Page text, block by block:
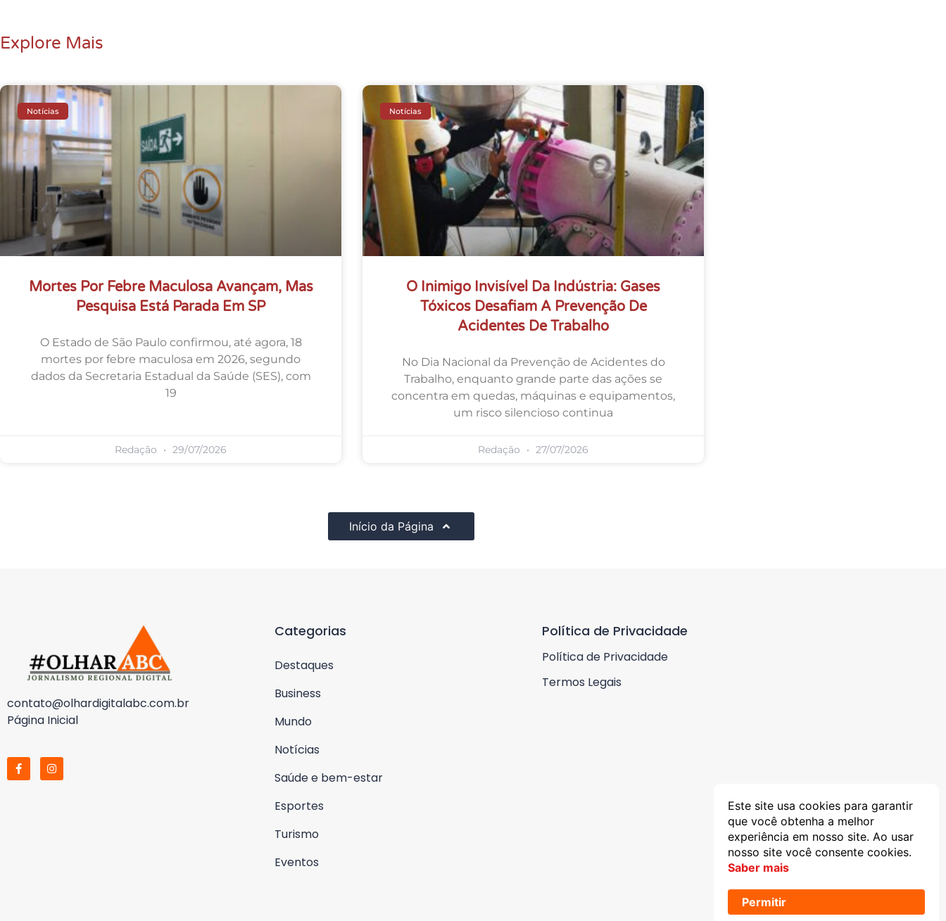
Explore Mais
Notícias
Mortes Por Febre Maculosa Avançam, Mas
Pesquisa Está Parada Em SP
O Estado de São Paulo confirmou, até agora, 18
mortes por febre maculosa em 2026, segundo
dados da Secretaria Estadual da Saúde (SES), com
19
Redação 29/07/2026
Notícias
O Inimigo Invisível Da Indústria: Gases
Tóxicos Desafiam A Prevenção De
Acidentes De Trabalho
No Dia Nacional da Prevenção de Acidentes do
Trabalho, enquanto grande parte das ações se
concentra em quedas, máquinas e equipamentos,
um risco silencioso continua
Redação 27/07/2026
Início da Página
contato@olhardigitalabc.com.br
Página Inicial
Categorias
Destaques
Business
Mundo
Notícias
Saúde e bem-estar
Esportes
Turismo
Eventos
Política de Privacidade
Política de Privacidade
Termos Legais
Este site usa cookies para garantir
que você obtenha a melhor
experiência em nosso site. Ao usar
nosso site você consente cookies.
Saber mais
Permitir